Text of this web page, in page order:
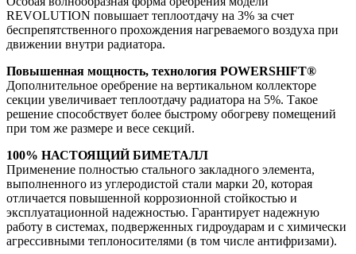
REVOLUTION повышает теплоотдачу на 3% за счет
беспрепятственного прохождения нагреваемого воздуха при
движении внутри радиатора.
Повышенная мощность, технология POWERSHIFT®
Дополнительное оребрение на вертикальном коллекторе
секции увеличивает теплоотдачу радиатора на 5%. Такое
решение способствует более быстрому обогреву помещений
при том же размере и весе секций.
100% НАСТОЯЩИЙ БИМЕТАЛЛ
Применение полностью стального закладного элемента,
выполненного из углеродистой стали марки 20, которая
отличается повышенной коррозионной стойкостью и
эксплуатационной надежностью. Гарантирует надежную
работу в системах, подверженных гидроударам и с химически
агрессивными теплоносителями (в том числе антифризами).